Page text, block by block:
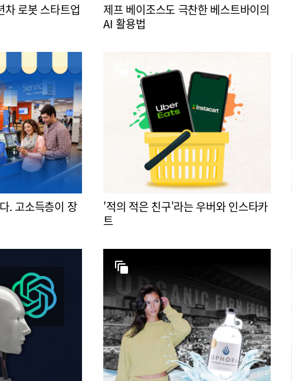
차 로봇 스타트업
제프 베이조스도 극찬한 베스트바이의
AI 활용법
. 고소득층이 장
'적의 적은 친구'라는 우버와 인스타카
트